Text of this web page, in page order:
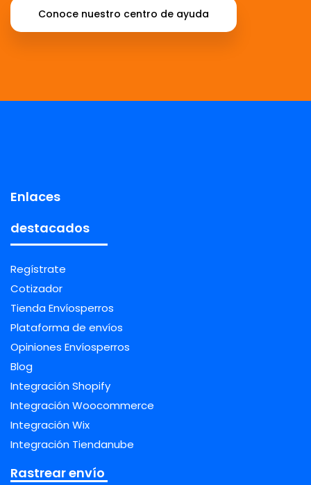
Conoce nuestro centro de ayuda
Enlaces
destacados
Regístrate
Cotizador
Tienda Envíosperros
Plataforma de envíos
Opiniones Envíosperros
Blog
Integración Shopify
Integración Woocommerce
Integración Wix
Integración Tiendanube
Rastrear envío